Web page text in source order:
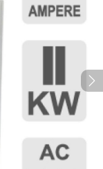
Previous